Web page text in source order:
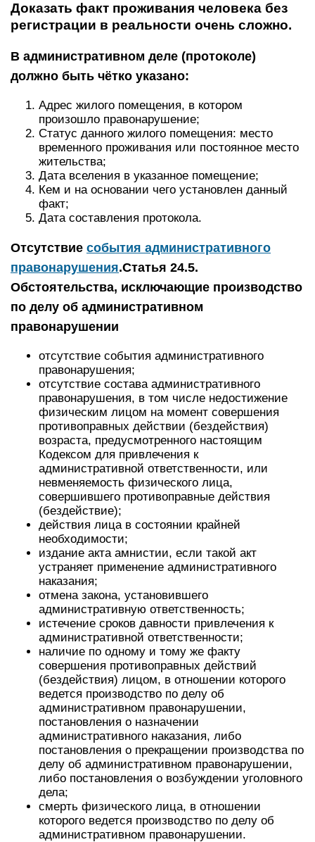
Доказать факт проживания человека без
регистрации в реальности очень сложно.
В административном деле (протоколе)
должно быть чётко указано:
Адрес жилого помещения, в котором
произошло правонарушение;
Статус данного жилого помещения: место
временного проживания или постоянное место
жительства;
Дата вселения в указанное помещение;
Кем и на основании чего установлен данный
факт;
Дата составления протокола.
Отсутствие события административного
правонарушения.Статья 24.5.
Обстоятельства, исключающие производство
по делу об административном
правонарушении
отсутствие события административного
правонарушения;
отсутствие состава административного
правонарушения, в том числе недостижение
физическим лицом на момент совершения
противоправных действии (бездействия)
возраста, предусмотренного настоящим
Кодексом для привлечения к
административной ответственности, или
невменяемость физического лица,
совершившего противоправные действия
(бездействие);
действия лица в состоянии крайней
необходимости;
издание акта амнистии, если такой акт
устраняет применение административного
наказания;
отмена закона, установившего
административную ответственность;
истечение сроков давности привлечения к
административной ответственности;
наличие по одному и тому же факту
совершения противоправных действий
(бездействия) лицом, в отношении которого
ведется производство по делу об
административном правонарушении,
постановления о назначении
административного наказания, либо
постановления о прекращении производства по
делу об административном правонарушении,
либо постановления о возбуждении уголовного
дела;
смерть физического лица, в отношении
которого ведется производство по делу об
административном правонарушении.